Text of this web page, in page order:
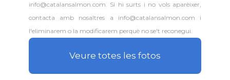
info@catalansalmon.com. Si hi surts i no vols aparèixer,
contacta amb nosaltres a info@catalansalmon.com i
l'eliminarem o la modificarem perquè no se't reconegui.
Veure totes les fotos